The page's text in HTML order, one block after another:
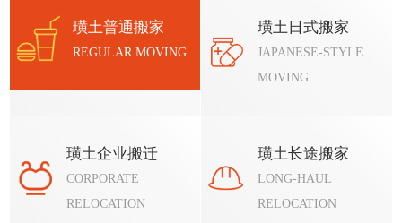
璜土普通搬家
REGULAR MOVING
璜土日式搬家
JAPANESE-STYLE
MOVING
璜土企业搬迁
CORPORATE
RELOCATION
璜土长途搬家
LONG-HAUL
RELOCATION